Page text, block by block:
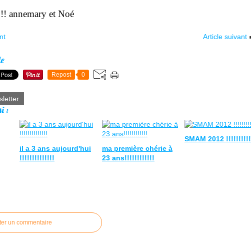
annemary et Noé
Article suivant
Repost 0
:
il a 3 ans aujourd'hui
!!!!!!!!!!!!!!
ma première chérie à
23 ans!!!!!!!!!!!!
SMAM 2012 !!!!!!!!!!
un commentaire